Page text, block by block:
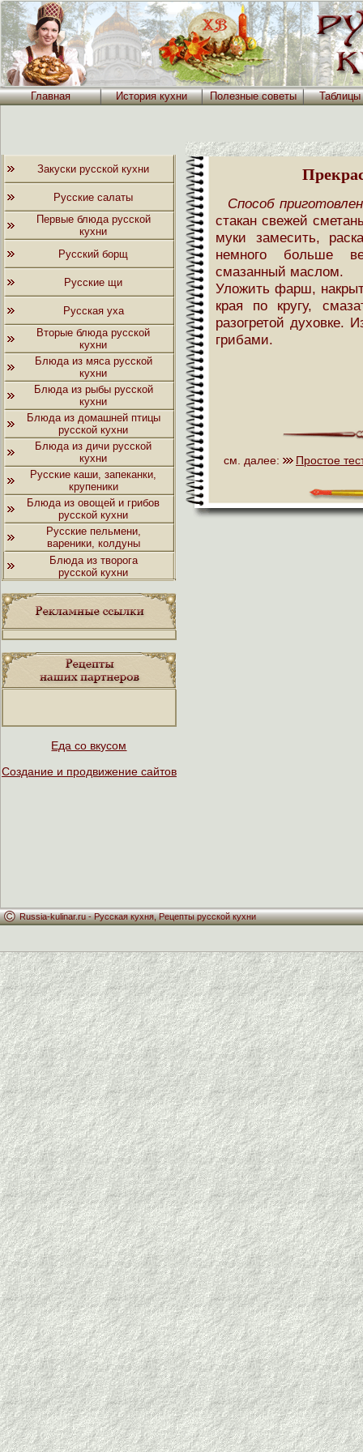
Главная История кухни Полезные советы
Закуски русской кухни
Русские салаты
Первые блюда русской
кухни
Русский борщ
Русские щи
Русская уха
Вторые блюда русской
кухни
Блюда из мяса русской
кухни
Блюда из рыбы русской
кухни
Блюда из домашней птицы
русской кухни
Блюда из дичи русской
кухни
Русские каши, запеканки,
крупеники
Блюда из овощей и грибов
русской кухни
Русские пельмени,
вареники, колдуны
Блюда из творога
русской кухни
Еда со вкусом
Создание и продвижение сайтов
Способ
стакан свежей
муки замесить,
немного больше
смазанный маслом.
Уложить фарш,
края по кругу,
разогретой духовке.
грибами.
см. далее: Простое
Russia-kulinar.ru -Русская кухня,Рецепты русской кухни